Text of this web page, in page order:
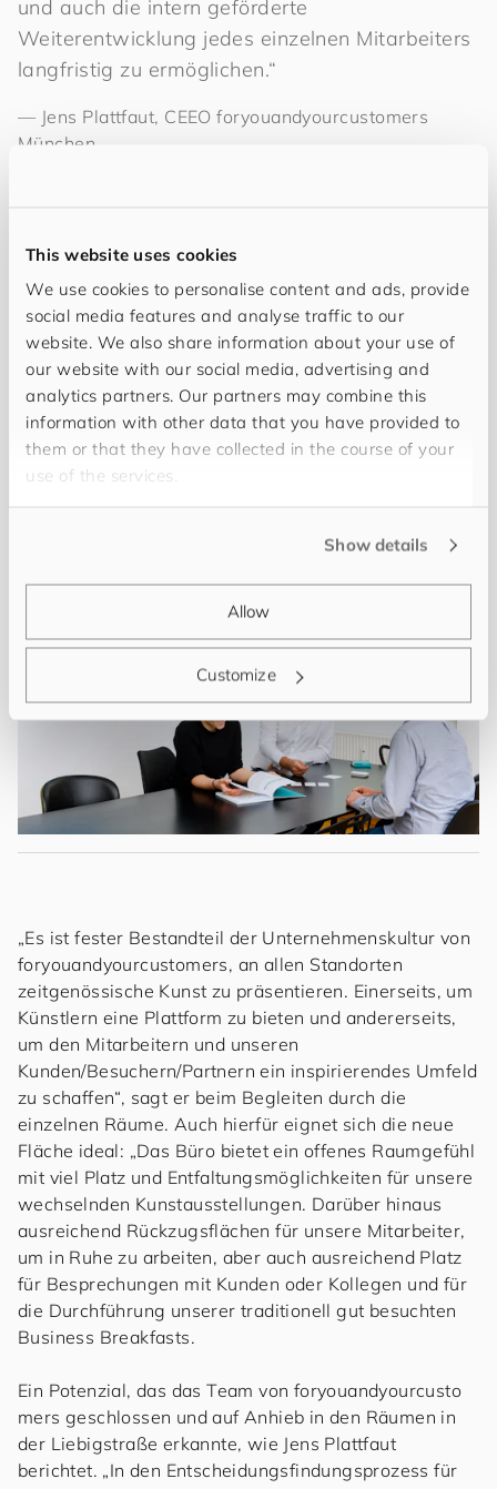
This website uses cookies
We use cookies to personalise content and ads, provide
social media features and analyse traffic to our
website. We also share information about your use of
our website with our social media, advertising and
analytics partners. Our partners may combine this
information with other data that you have provided to
them or that they have collected in the course of your
use of the services.
Show details
Allow
Customize
und auch die intern geförderte
Weiterentwicklung jedes einzelnen Mitarbeiters
langfristig zu ermöglichen.“
— Jens Plattfaut, CEEOforyouandyourcustomers
München
den lang gezogenen Korridor aus geöltem dunklen
Holzparkett, flankiert von hohen Wänden zulaufend
auf die in den Decken eingelassenen Lichtquellen und
folgt den, die hellen und offenen Räume miteinander
verbindenden Kunstwerken, nehmen die eingangs von
Jens Plattfaut beschriebenen Vorzüge des neuen
Büros schnell Gestalt an.
„Es ist fester Bestandteil der Unternehmenskultur von
foryouandyourcustomers, an allen Standorten
zeitgenössische Kunst zu präsentieren. Einerseits, um
Künstlern eine Plattform zu bieten und andererseits,
um den Mitarbeitern und unseren
Kunden/Besuchern/Partnern ein inspirierendes Umfeld
zu schaffen“, sagt er beim Begleiten durch die
einzelnen Räume. Auch hierfür eignet sich die neue
Fläche ideal: „Das Büro bietet ein offenes Raumgefühl
mit viel Platz und Entfaltungsmöglichkeiten für unsere
wechselnden Kunstausstellungen. Darüber hinaus
ausreichend Rückzugsflächen für unsere Mitarbeiter,
um in Ruhe zu arbeiten, aber auch ausreichend Platz
für Besprechungen mit Kunden oder Kollegen und für
die Durchführung unserer traditionell gut besuchten
Business Breakfasts.
Ein Potenzial, das das Team von foryouandyourcusto
mers geschlossen und auf Anhieb in den Räumen in
der Liebigstraße erkannte, wie Jens Plattfaut
berichtet. „In den Entscheidungsfindungsprozess für